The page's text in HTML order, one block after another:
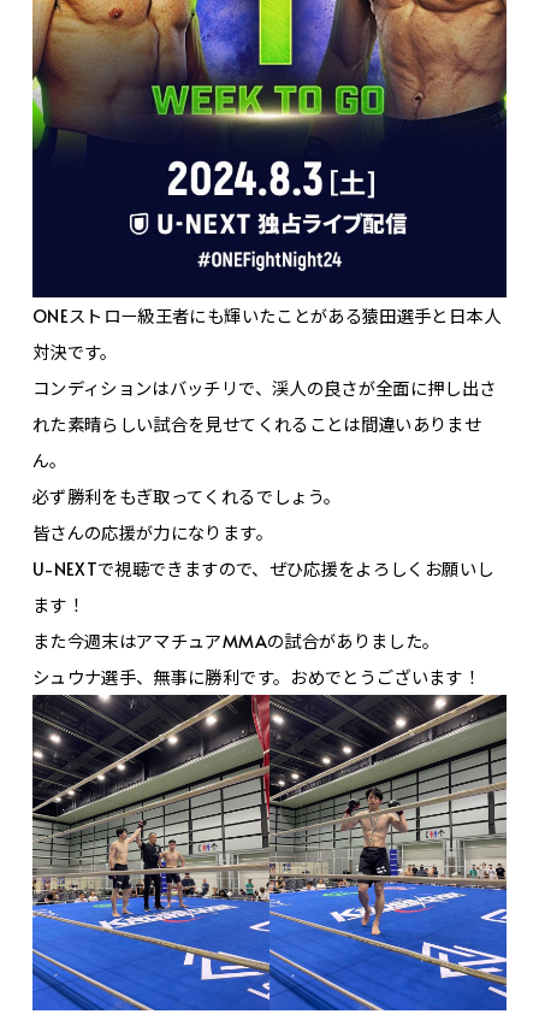
ONEストロー級王者にも輝いたことがある猿田選手と日本人
対決です。
コンディションはバッチリで、渓人の良さが全面に押し出さ
れた素晴らしい試合を見せてくれることは間違いありませ
ん。
必ず勝利をもぎ取ってくれるでしょう。
皆さんの応援が力になります。
U-NEXTで視聴できますので、ぜひ応援をよろしくお願いし
ます！
また今週末はアマチュアMMAの試合がありました。
シュウナ選手、無事に勝利です。おめでとうございます！